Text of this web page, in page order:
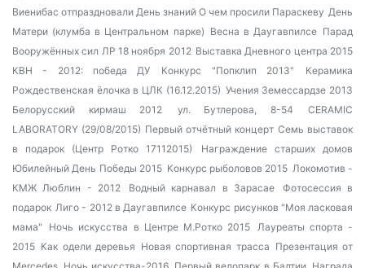
Виенибас отпраздновали День знаний О чем просили Параскеву День
Матери (клумба в Центральном парке) Весна в Даугавпилсе Парад
Вооружённых сил ЛР 18 ноября 2012 Выставка Дневного центра 2015
КВН - 2012: победа ДУ
Конкурс "Попклип 2013"
Керамика
Рождественская ёлочка в ЦЛК (16.12.2015) Учения Земессардзе 2013
Белорусский кирмаш 2012
ул. Бутлерова, 8-54
CERAMIC
LABORATORY (29/08/2015) Первый отчётный концерт Семь выставок
в подарок (Центр Ротко 17112015)
Награждение старших домов
Юбилейный День Победы 2015 Конкурс рыболовов 2015 Локомотив -
КМЖ Люблин - 2012
Водный карнавал в Зарасае
Фотосессия в
подарок Лиго - 2012 в Даугавпилсе Конкурс рисунков "Моя ласковая
мама"
Ночь искусства в Центре М.Ротко 2015 Лауреаты спорта -
2015 Как одели деревья Новая спортивная трасса Презентация от